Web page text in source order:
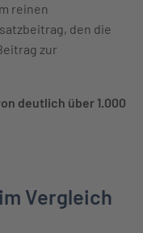
reinen
den die
zur
deutlich über 1.000
Vergleich